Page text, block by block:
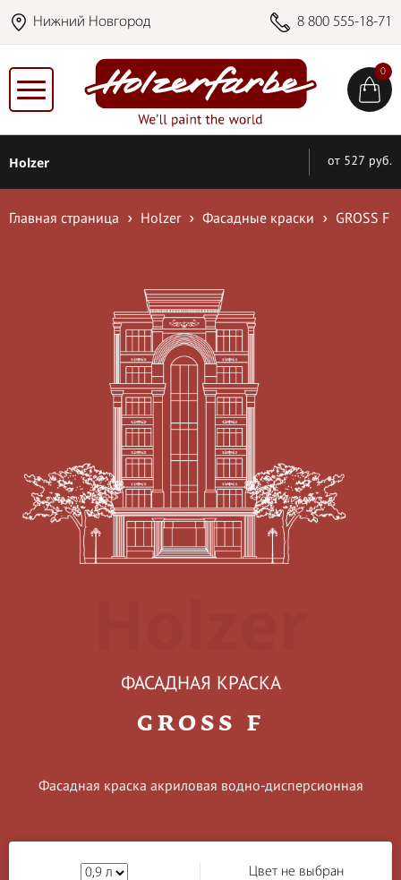
Нижний Новгород 8 800 555-18-71
0
Holzer от 527 руб.
Главная страница Holzer Фасадные краски GROSS F
ФАСАДНАЯ КРАСКА
GROSS F
Фасадная краска акриловая водно-дисперсионная
Цвет не выбран